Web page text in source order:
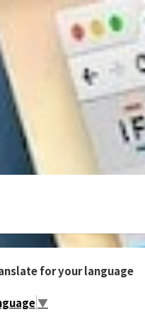
for your language
▼